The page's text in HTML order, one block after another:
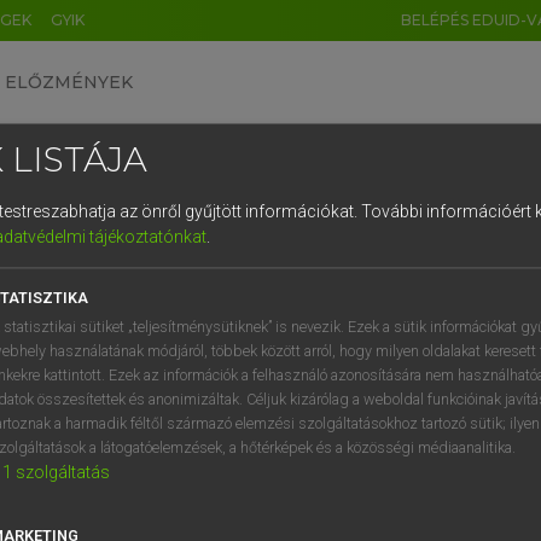
GYIK BELÉPÉS EDUID-
ELŐZMÉNYEK
szótár
VAN ELŐFIZETÉSED?
megtekintéséhez.
LISTÁJA
az önről gyűjtött információkat. További információért
tájékoztatónkat.
statisztikai sütiket „teljesítménysütiknek” is nevezik. Ezek a sütik információkat
használatának módjáról, többek között arról, hogy milyen oldalakat keresett
kattintott. Ezek az információk a felhasználó azonosítására nem
összesítettek és anonimizáltak. Céljuk kizárólag a weboldal funkcióinak
a harmadik féltől származó elemzési szolgáltatásokhoz tartozó sütik;
a látogatóelemzések, a hőtérképek és a közösségi médiaanalitika.
1 szolgáltatás
DE CN FR ES IT NL
1 2 3 4 5 6 7 8 9
q w e r t z u i
a s d f g h j k l é
í y x c v b n m , .